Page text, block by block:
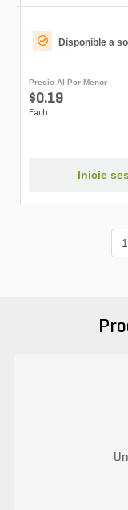
Disponible a
Precio Al Por Menor
$0.19
Each
Inicie